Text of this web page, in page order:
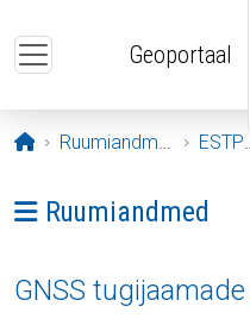
Geoportaal
Avaleht
Ruumiandmed ESTPOS
Ava menüü:
Ruumiandmed
GNSS